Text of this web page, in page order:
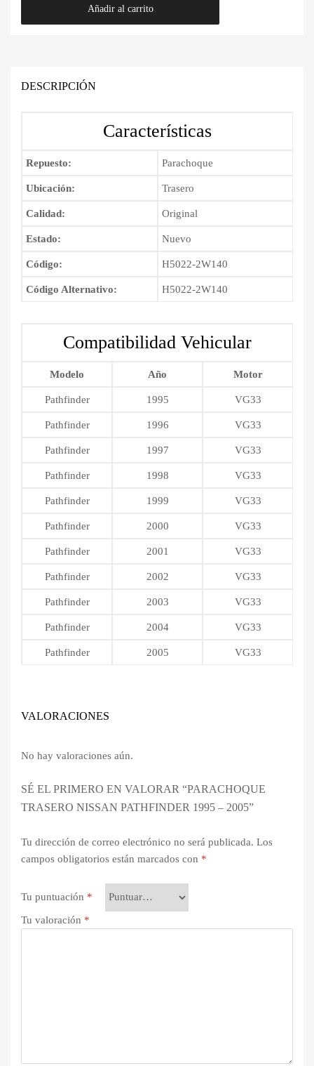
original
Bs.2,100.00.
actual
-
Añadir al carrito
DESCRIPCIÓN
Características
Repuesto: Parachoque
Ubicación: Trasero
Calidad: Original
Estado: Nuevo
Código: H5022-2W140
Código Alternativo: H5022-2W140
Compatibilidad Vehicular
Modelo Año Motor
Pathfinder 1995 VG33
Pathfinder 1996 VG33
Pathfinder 1997 VG33
Pathfinder 1998 VG33
Pathfinder 1999 VG33
Pathfinder 2000 VG33
Pathfinder 2001 VG33
Pathfinder 2002 VG33
Pathfinder 2003 VG33
Pathfinder 2004 VG33
Pathfinder 2005 VG33
VALORACIONES
No hay valoraciones aún.
SÉ EL PRIMERO EN VALORAR “PARACHOQUE
TRASERO NISSAN PATHFINDER 1995 – 2005”
Tu dirección de correo electrónico no será publicada. Los
campos obligatorios están marcados con *
Tu puntuación *
Tu valoración *